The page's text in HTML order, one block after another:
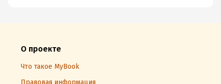
О проекте
Что такое MyBook
Правовая информация